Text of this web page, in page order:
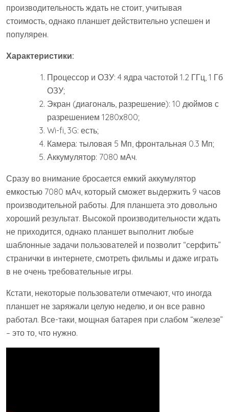
производительность ждать не стоит, учитывая
стоимость, однако планшет действительно успешен и
популярен.
Характеристики:
Процессор и ОЗУ: 4 ядра частотой 1.2 ГГц, 1 Гб
ОЗУ;
Экран (диагональ, разрешение): 10 дюймов с
разрешением 1280х800;
Wi-fi, 3G: есть;
Камера: тыловая 5 Мп, фронтальная 0.3 Мп;
Аккумулятор: 7080 мАч.
Сразу во внимание бросается емкий аккумулятор
емкостью 7080 мАч, который сможет выдержить 9 часов
производительной работы. Для планшета это довольно
хороший результат. Высокой производительности ждать
не приходится, однако планшет выполнит любые
шаблонные задачи пользователей и позволит “серфить”
странички в интернете, смотреть фильмы и даже играть
в не очень требовательные игры.
Кстати, некоторые пользователи отмечают, что иногда
планшет не заряжали целую неделю, и он все равно
работал. Все-таки, мощная батарея при слабом “железе”
– это то, что нужно.